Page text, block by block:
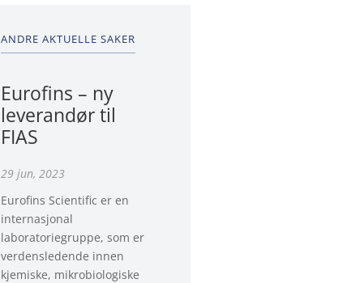
ANDRE AKTUELLE SAKER
Eurofins – ny
leverandør til
FIAS
29 jun, 2023
Eurofins Scientific er en
internasjonal
laboratoriegruppe, som er
verdensledende innen
kjemiske, mikrobiologiske